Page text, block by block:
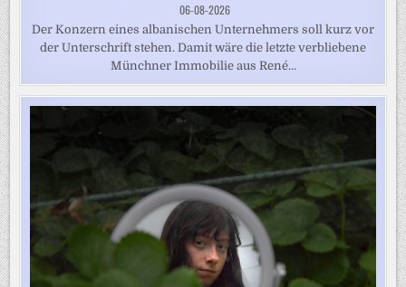
06-08-2026
Der Konzern eines albanischen Unternehmers soll kurz vor
der Unterschrift stehen. Damit wäre die letzte verbliebene
Münchner Immobilie aus René...